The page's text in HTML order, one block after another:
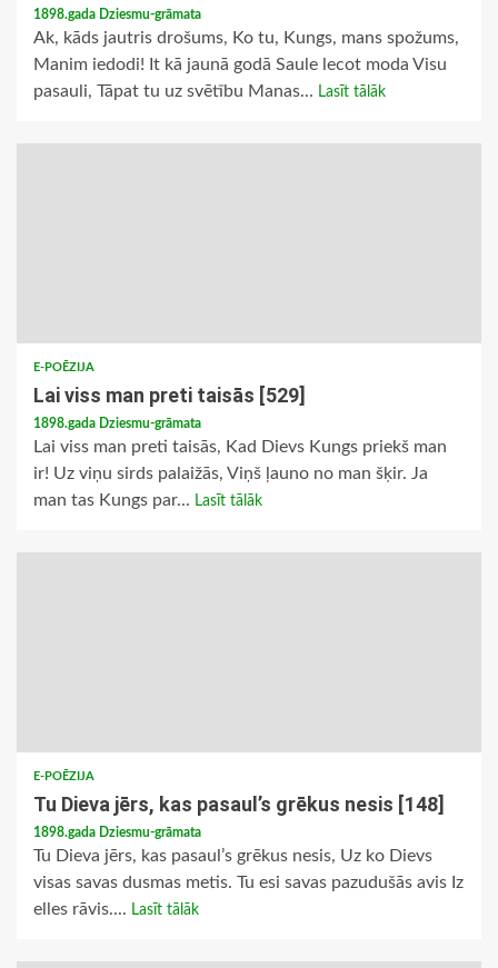
1898.gada Dziesmu-grāmata
Ak, kāds jautris drošums, Ko tu, Kungs, mans spožums,
Manim iedodi! It kā jaunā godā Saule lecot moda Visu
pasauli, Tāpat tu uz svētību Manas... Lasīt tālāk
E-POĒZIJA
Lai viss man preti taisās [529]
1898.gada Dziesmu-grāmata
Lai viss man preti taisās, Kad Dievs Kungs priekš man
ir! Uz viņu sirds palaižās, Viņš ļauno no man šķir. Ja
man tas Kungs par... Lasīt tālāk
E-POĒZIJA
Tu Dieva jērs, kas pasaul’s grēkus nesis [148]
1898.gada Dziesmu-grāmata
Tu Dieva jērs, kas pasaul’s grēkus nesis, Uz ko Dievs
visas savas dusmas metis. Tu esi savas pazudušās avis Iz
elles rāvis.... Lasīt tālāk